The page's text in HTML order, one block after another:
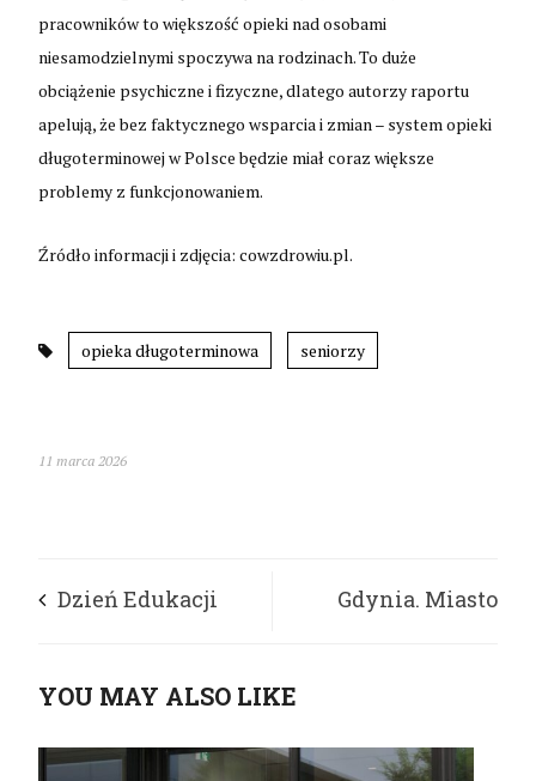
pracowników to większość opieki nad osobami
niesamodzielnymi spoczywa na rodzinach. To duże
obciążenie psychiczne i fizyczne, dlatego autorzy raportu
apelują, że bez faktycznego wsparcia i zmian – system opieki
długoterminowej w Polsce będzie miał coraz większe
problemy z funkcjonowaniem.
Źródło informacji i zdjęcia: cowzdrowiu.pl.
opieka długoterminowa seniorzy
11 marca 2026
Dzień Edukacji Gdynia. Miasto
YOU MAY ALSO LIKE